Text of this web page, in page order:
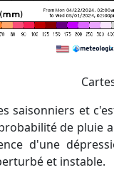
de pluie
d'une
et instable.